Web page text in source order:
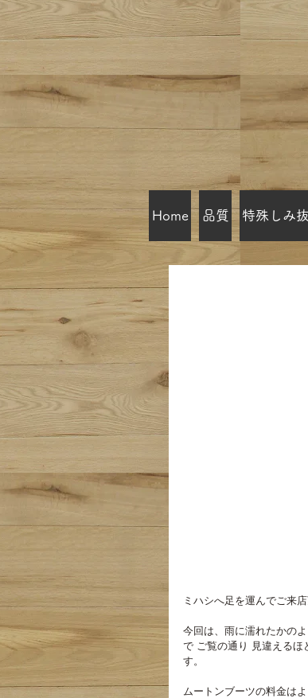
Home 品質 特殊しみ
ミハシへ足を運んでご来
今回は、雨に濡れたかの
で ご覧の通り 見違えるほ
す。
ムートンブーツの料金は